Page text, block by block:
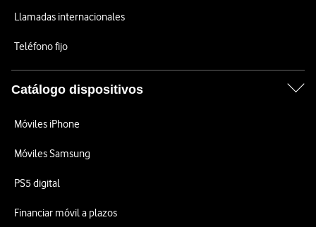
Llamadas internacionales
Teléfono fijo
Catálogo dispositivos
Móviles iPhone
Móviles Samsung
PS5 digital
Financiar móvil a plazos